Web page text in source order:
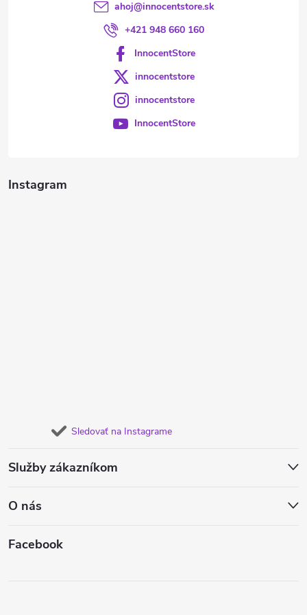
Instagram
Sledovať na Instagrame
Služby zákazníkom
O nás
Facebook
ahoj@innocentstore.sk
+421 948 660 160
InnocentStore
innocentstore
innocentstore
InnocentStore